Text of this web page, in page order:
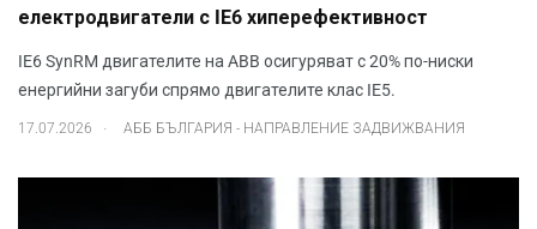
електродвигатели с IE6 хиперефективност
IE6 SynRM двигателите на ABB осигуряват с 20% по-ниски
енергийни загуби спрямо двигателите клас IE5.
17.07.2026 АББ БЪЛГАРИЯ - НАПРАВЛЕНИЕ ЗАДВИЖВАНИЯ